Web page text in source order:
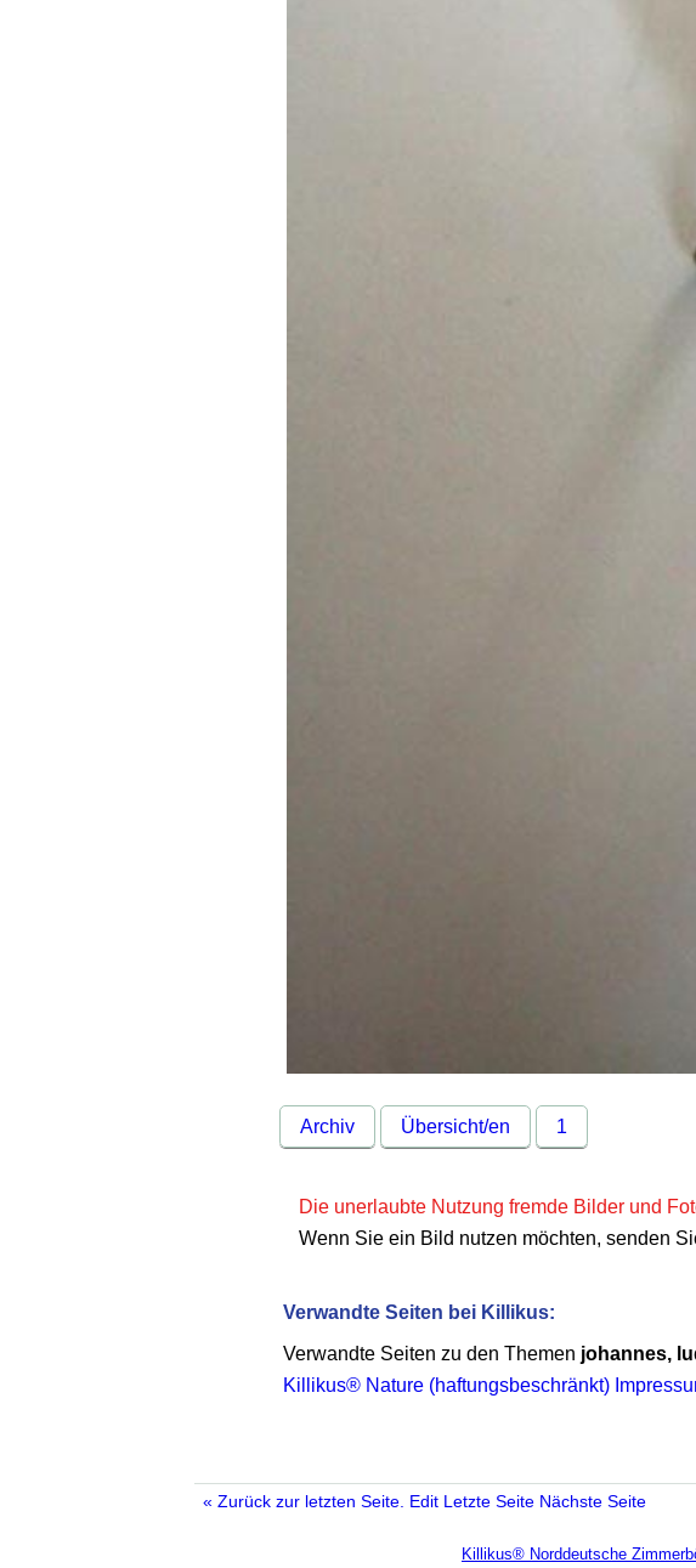
Archiv Übersicht/en 1
Die unerlaubte Nutzung fremde Bilder und
Wenn Sie ein Bild nutzen möchten, senden
Verwandte Seiten bei Killikus:
Verwandte Seiten zu den Themen johannes,
Killikus® Nature (haftungsbeschränkt)
« Zurück zur letzten Seite. Edit Letzte Seite Nächste Seite
Killikus® Norddeutsche